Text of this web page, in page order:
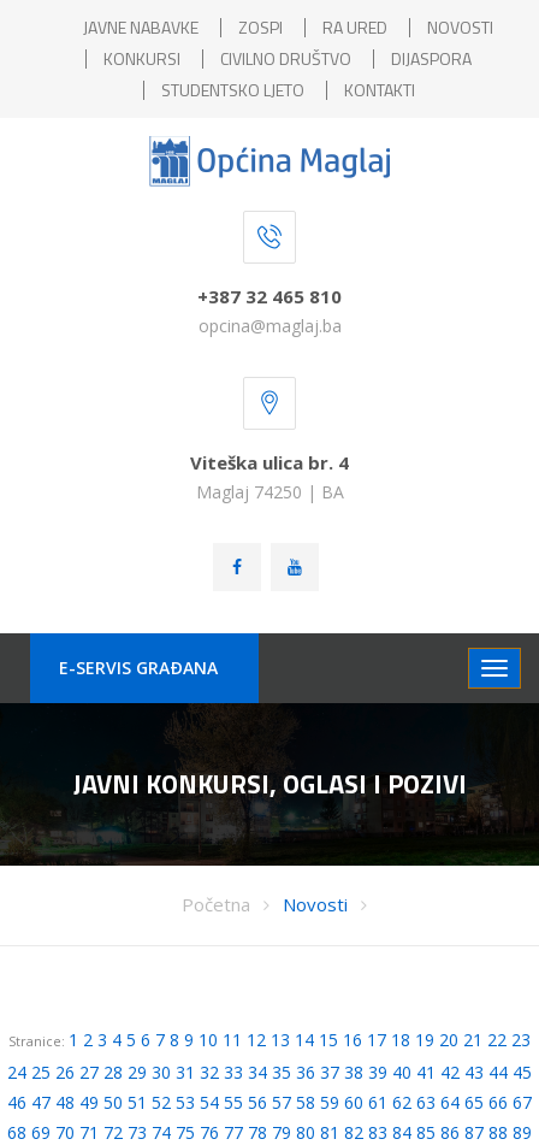
JAVNE NABAVKE ZOSPI RA URED
NOVOSTI
KONKURSI
CIVILNO DRUŠTVO
DIJASPORA
STUDENTSKO LJETO
KONTAKTI
+387 32 465 810
opcina@maglaj.ba
Viteška ulica br. 4
Maglaj 74250 | BA
E-SERVIS GRAÐANA
JAVNI KONKURSI, OGLASI I POZIVI
Početna Novosti
Stranice: 1 2 3 4 5 6 7 8 9 10 11 12 13 14 15 16 17 18 19 20 21 22 23
24 25 26 27 28 29 30 31 32 33 34 35 36 37 38 39 40 41 42 43 44 45
46 47 48 49 50 51 52 53 54 55 56 57 58 59 60 61 62 63 64 65 66 67
68 69 70 71 72 73 74 75 76 77 78 79 80 81 82 83 84 85 86 87 88 89